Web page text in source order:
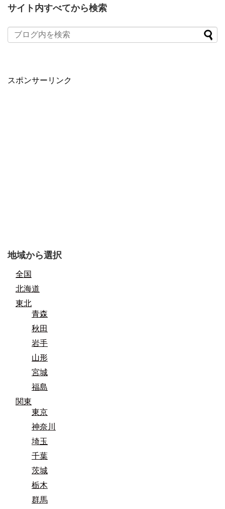
サイト内すべてから検索
スポンサーリンク
地域から選択
全国
北海道
東北
青森
秋田
岩手
山形
宮城
福島
関東
東京
神奈川
埼玉
千葉
茨城
栃木
群馬